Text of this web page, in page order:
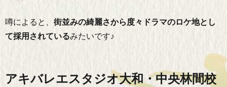
噂によると、 街並みの綺麗さから度々ドラマのロケ地とし
て採用されているみたいです♪
アキバレエスタジオ大和・中央林間校